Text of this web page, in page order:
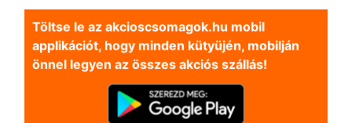
Töltse le az akcioscsomagok.hu mobil
applikációt, hogy minden kütyüjén, mobilján
önnel legyen az összes akciós szállás!